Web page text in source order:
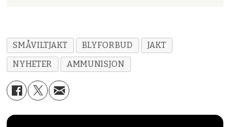
SMÅVILTJAKT BLYFORBUD
JAKT
NYHETER
AMMUNISJON